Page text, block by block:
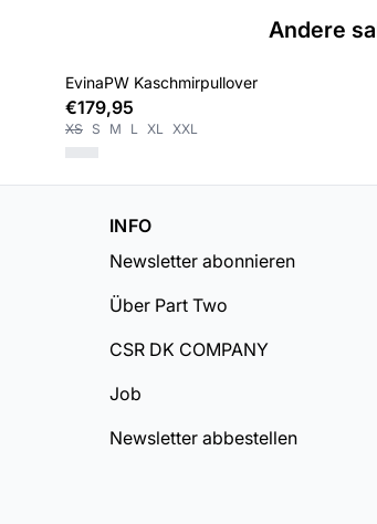
Andere
EvinaPW Kaschmirpullover
€179,95
XS S M L XL XXL
INFO
Newsletter abonnieren
Über Part Two
CSR DK COMPANY
Job
Newsletter abbestellen